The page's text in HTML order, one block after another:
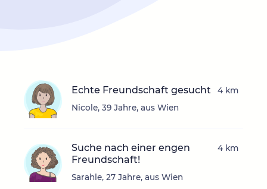
Echte Freundschaft gesucht
Nicole, 39 Jahre, aus Wien
4 km
Suche nach einer engen
Freundschaft!
Sarahle, 27 Jahre, aus Wien
4 km